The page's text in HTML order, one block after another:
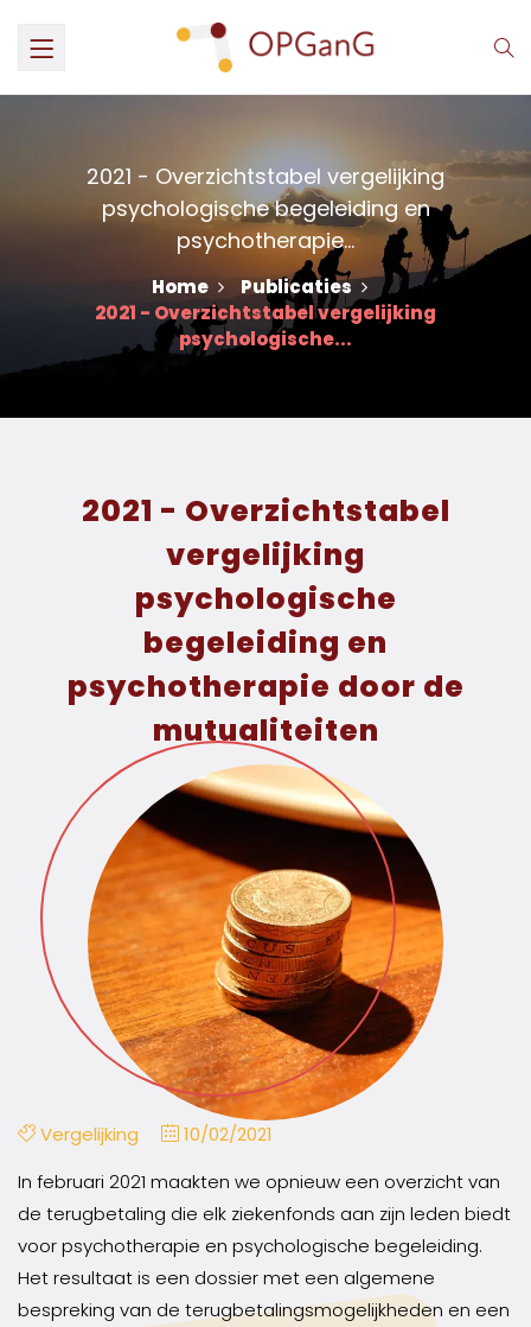
2021 - Overzichtstabel vergelijking
psychologische begeleiding en
psychotherapie...
Home
Publicaties
2021 - Overzichtstabel vergelijking
psychologische...
2021 - Overzichtstabel
vergelijking
psychologische
begeleiding en
psychotherapie door de
mutualiteiten
Vergelijking
10/02/2021
In februari 2021 maakten we opnieuw een overzicht van
de terugbetaling die elk ziekenfonds aan zijn leden biedt
voor psychotherapie en psychologische begeleiding.
Het resultaat is een dossier met een algemene
bespreking van de terugbetalingsmogelijkheden en een